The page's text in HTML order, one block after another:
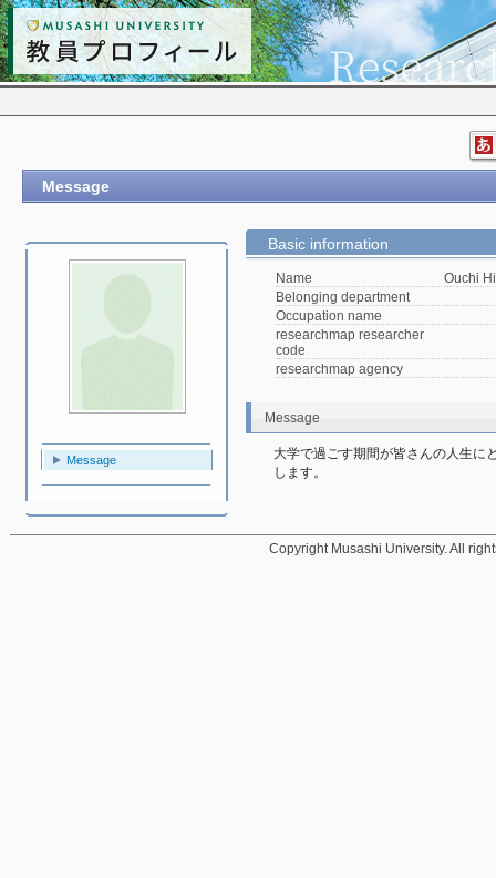
Message
Message
Basic information
Name
Ouchi
Belonging department
Occupation name
researchmap researcher
code
researchmap agency
Message
大学で過ごす期間が皆さんの人生に
します。